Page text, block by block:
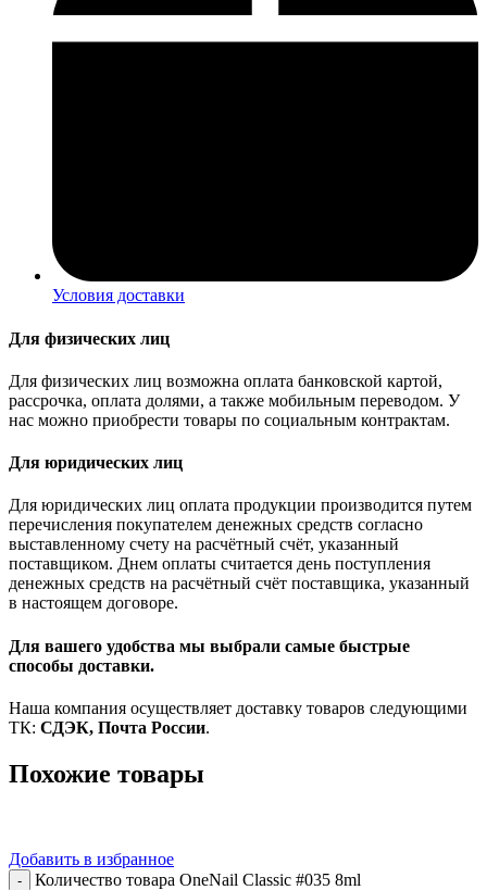
Условия доставки
Для физических лиц
Для физических лиц возможна оплата банковской картой,
рассрочка, оплата долями, а также мобильным переводом. У
нас можно приобрести товары по социальным контрактам.
Для юридических лиц
Для юридических лиц оплата продукции производится путем
перечисления покупателем денежных средств согласно
выставленному счету на расчётный счёт, указанный
поставщиком. Днем оплаты считается день поступления
денежных средств на расчётный счёт поставщика, указанный
в настоящем договоре.
Для вашего удобства мы выбрали самые быстрые
способы доставки.
Наша компания осуществляет доставку товаров следующими
ТК: СДЭК, Почта России.
Похожие товары
Добавить в избранное
Количество товара OneNail Classic #035 8ml